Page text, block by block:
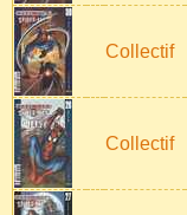
Collectif
Collectif